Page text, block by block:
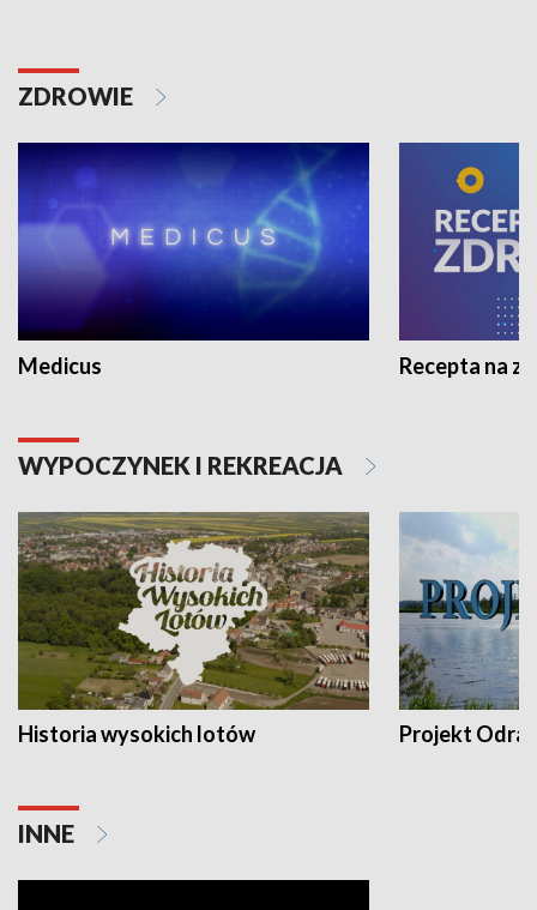
ZDROWIE
Medicus Recepta na
WYPOCZYNEK I REKREACJA
Historia wysokich lotów Projekt Odra
INNE